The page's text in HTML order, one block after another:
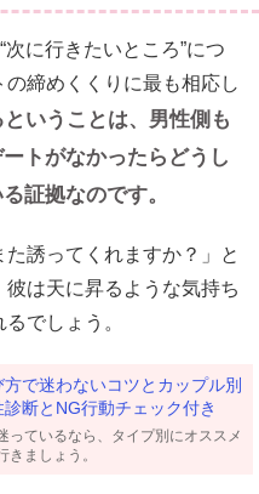
次に行きたいところ”につ
締めくくりに最も相応し
いうことは、男性側も
トがなかったらどうし
証拠なのです。
誘ってくれますか？」と
は天に昇るような気持ち
でしょう。
で迷わないコツとカップル別
断とNG行動チェック付き
っているなら、タイプ別にオススメ
ましょう。